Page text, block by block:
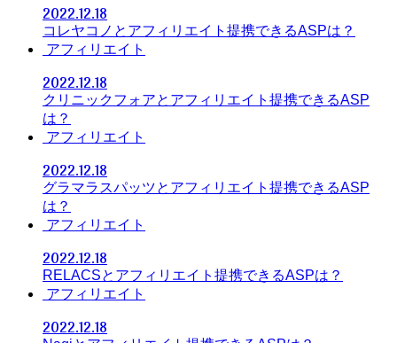
2022.12.18
コレヤコノとアフィリエイト提携できるASPは？
アフィリエイト
2022.12.18
クリニックフォアとアフィリエイト提携できるASP
は？
アフィリエイト
2022.12.18
グラマラスパッツとアフィリエイト提携できるASP
は？
アフィリエイト
2022.12.18
RELACSとアフィリエイト提携できるASPは？
アフィリエイト
2022.12.18